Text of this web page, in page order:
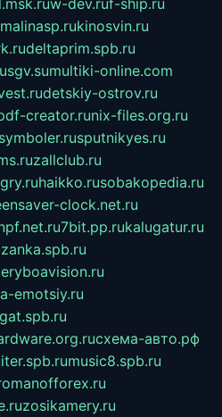
malinasp.rukinosvin.ru
deltaprim.spb.ru
sgv.sumultiki-online.com
detskiy-ostrov.ru
creator.runix-files.org.ru
sputnikyes.ru
zallclub.ru
haikko.rusobakopedia.ru
clock.net.ru
7bit.pp.rukalugatur.ru
emotsiy.ru
схема-авто.рф
music8.spb.ru
zosikamery.ru